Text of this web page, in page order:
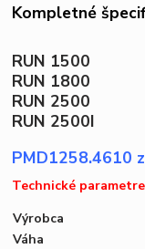
Kompletné
RUN 1500
RUN 1800
RUN 2500
RUN 2500I
PMD1258.4610
Technické parametre
Výrobca
Váha